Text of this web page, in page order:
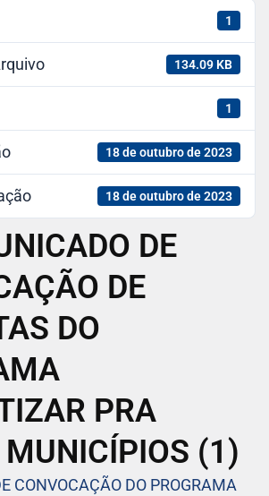
1
134.09 KB
1
18 de outubro de 2023
18 de outubro de 2023
DE
DE
DO
PRA
(1)
CONVOCAÇÃO DO PROGRAMA